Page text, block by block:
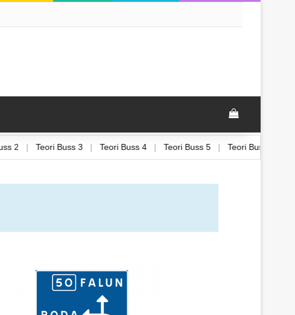
| Teori Buss 2 | Teori Buss 3 | Teori Buss 4 | Teori Buss 5